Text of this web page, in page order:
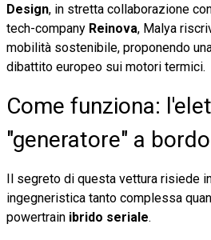
Design, in stretta collaborazione
tech-company Reinova, Malya
mobilità sostenibile, proponendo
dibattito europeo sui motori termici.
Come funziona:
"generatore" a bordo
Il segreto di questa vettura risiede in
ingegneristica tanto complessa
powertrain ibrido seriale.